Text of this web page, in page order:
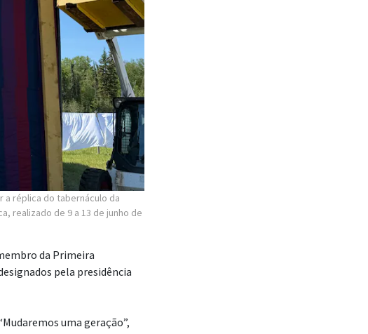
a réplica do tabernáculo da
realizado de 9 a 13 de junho de
da Primeira
pela presidência
uma geração”,